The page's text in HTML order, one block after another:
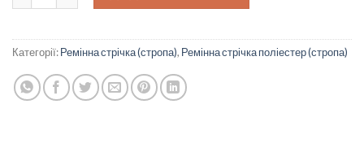
Категорії:Ремінна стрічка (стропа), Ремінна стрічка поліестер (стропа)